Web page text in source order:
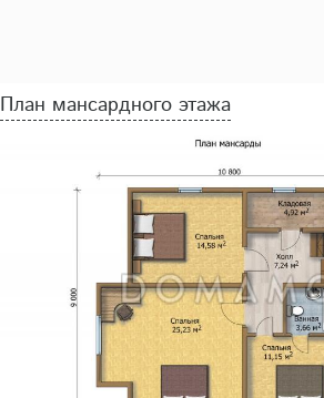
План мансардного этажа